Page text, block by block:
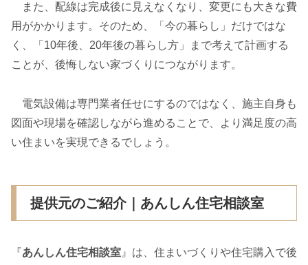
また、配線は完成後に見えなくなり、変更にも大きな費
用がかかります。そのため、「今の暮らし」だけではな
く、「10年後、20年後の暮らし方」まで考えて計画する
ことが、後悔しない家づくりにつながります。
電気設備は専門業者任せにするのではなく、施主自身も
図面や現場を確認しながら進めることで、より満足度の高
い住まいを実現できるでしょう。
提供元のご紹介｜あんしん住宅相談室
『 あんしん住宅相談室』は、住まいづくりや住宅購入で後